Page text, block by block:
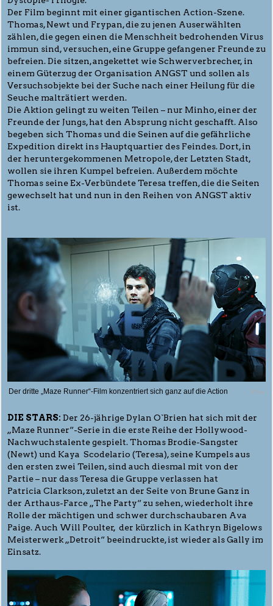
Der Film beginnt mit einer gigantischen Action-Szene.
Thomas, Newt und Frypan, die zu jenen Auserwählten
zählen, die gegen einen die Menschheit bedrohenden Virus
immun sind, versuchen, eine Gruppe gefangener Freunde zu
befreien. Die sitzen, angekettet wie Schwerverbrecher, in
einem Güterzug der Organisation ANGST und sollen als
Versuchsobjekte bei der Suche nach einer Heilung für die
Seuche malträtiert werden.
Die Aktion gelingt zu weiten Teilen – nur Minho, einer der
Freunde der Jungs, hat den Absprung nicht geschafft. Also
begeben sich Thomas und die Seinen auf die gefährliche
Expedition direkt ins Hauptquartier des Feindes. Dort, in
der heruntergekommenen Metropole, der Letzten Stadt,
wollen sie ihren Kumpel befreien. Außerdem möchte
Thomas seine Ex-Verbündete Teresa treffen, die die Seiten
gewechselt hat und nun in den Reihen von ANGST aktiv
ist.
Der dritte „Maze Runner“-Film konzentriert sich ganz auf die Action © Fox
DIE STARS: Der 26-jährige Dylan O`Brien hat sich mit der
„Maze Runner“-Serie in die erste Reihe der Hollywood-
Nachwuchstalente gespielt. Thomas Brodie-Sangster
(Newt) und Kaya Scodelario (Teresa), seine Kumpels aus
den ersten zwei Teilen, sind auch diesmal mit von der
Partie – nur dass Teresa die Gruppe verlassen hat
Patricia Clarkson, zuletzt an der Seite von Brune Ganz in
der Arthaus-Farce „The Party“ zu sehen, wiederholt ihre
Rolle der mächtigen und schwer durchschaubaren Ava
Paige. Auch Will Poulter, der kürzlich in Kathryn Bigelows
Meisterwerk „Detroit“ beeindruckte, ist wieder als Gally im
Einsatz.